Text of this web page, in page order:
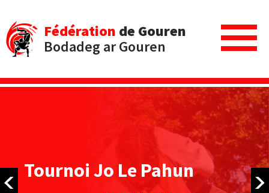
Fédération de Gouren
Bodadeg ar Gouren
Tournoi Jo Le Pahun